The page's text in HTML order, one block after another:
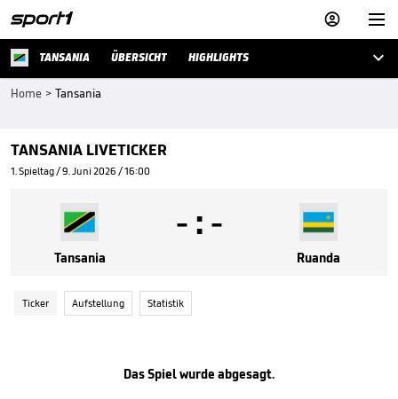


TANSANIA ÜBERSICHT HIGHLIGHTS 
Home > Tansania
TANSANIA LIVETICKER
1. Spieltag / 9. Juni 2026 / 16:00
-:-
Tansania Ruanda
Ticker Aufstellung Statistik
Das Spiel wurde abgesagt.